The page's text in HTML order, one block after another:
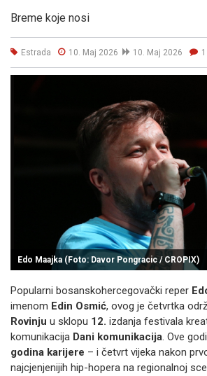
Breme koje nosi
Estrada 10. Maj 2026 10. Maj 2026 1
Edo Maajka (Foto: Davor Pongracic / CROPIX)
Popularni bosanskohercegovački reper
imenom Edin Osmić, ovog je četvrtka
Rovinju u sklopu 12. izdanja festivala
komunikacija Dani komunikacija. Ove
godina karijere – i četvrt vijeka nakon
najcjenjenijih hip-hopera na regionalnoj